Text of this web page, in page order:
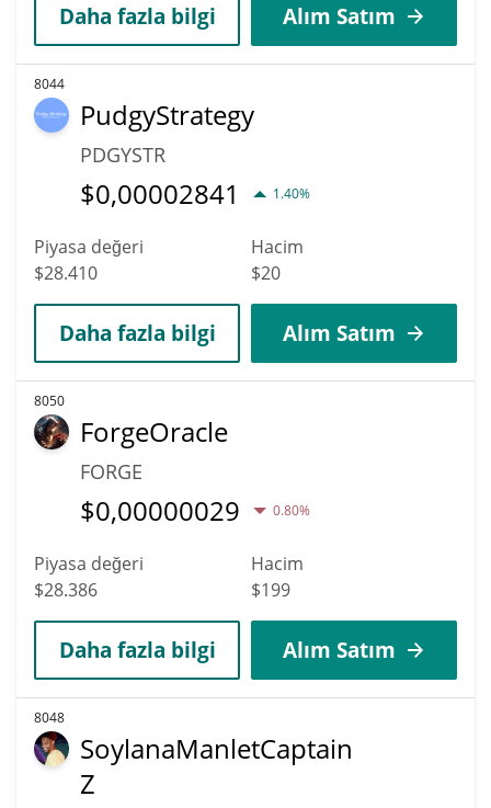
Daha fazla bilgi Alım Satım
8044
PudgyStrategy
PDGYSTR
$0,00002841 1.40%
Piyasa değeri
$28.410
Hacim
$20
Daha fazla bilgi Alım Satım
8050
ForgeOracle
FORGE
$0,00000029 0.80%
Piyasa değeri
$28.386
Hacim
$199
Daha fazla bilgi Alım Satım
8048
SoylanaManletCaptain
Z